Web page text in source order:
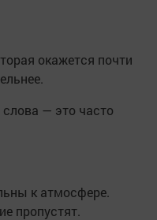
окажется почти
— это часто
к атмосфере.
пропустят.